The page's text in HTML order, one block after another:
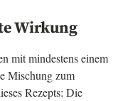
Wirkung
mit mindestens einem
Mischung zum
Rezepts: Die